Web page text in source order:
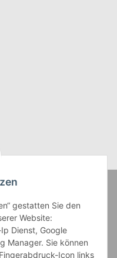
gestatten Sie den
Website:
Dienst, Google
Manager. Sie können
Icon links